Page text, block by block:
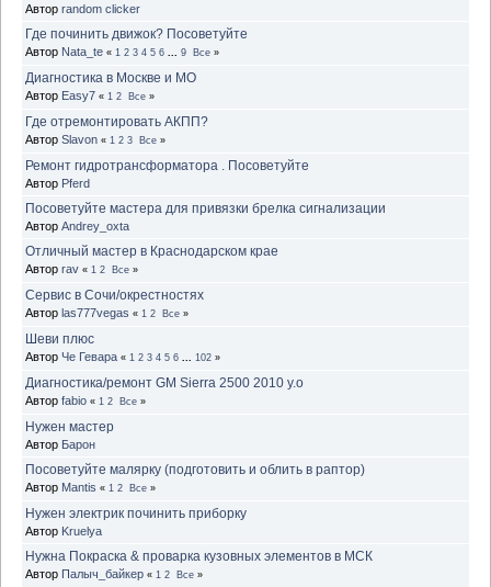
Автор random clicker
Где починить движок? Посоветуйте
Автор Nata_te « 1 2 3 4 5 6 9 Все »
Диагностика в Москве и МО
Автор Easy7 « 1 2 Все »
Где отремонтировать АКПП?
Автор Slavon « 1 2 3 Все »
Ремонт гидротрансформатора . Посоветуйте
Автор Pferd
Посоветуйте мастера для привязки брелка сигнализации
Автор Andrey_oxta
Отличный мастер в Краснодарском крае
Автор rav « 1 2 Все »
Сервис в Сочи/окрестностях
Автор las777vegas « 1 2 Все »
Шеви плюс
Автор Че Гевара « 1 2 3 4 5 6 102 »
Диагностика/ремонт GM Sierra 2500 2010 y.o
Автор fabio « 1 2 Все »
Нужен мастер
Автор Барон
Посоветуйте малярку (подготовить и облить в раптор)
Автор Mantis « 1 2 Все »
Нужен электрик починить приборку
Автор Kruelya
Нужна Покраска & проварка кузовных элементов в МСК
Автор Палыч_байкер « 1 2 Все »